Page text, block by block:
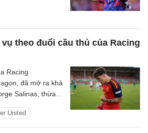
theo đuổi cầu thủ của Racing
United
Racing
đã mở ra khả
Salinas, thừa